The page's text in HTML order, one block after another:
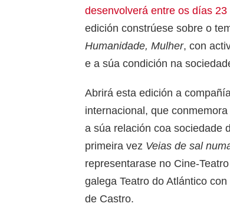
desenvolverá entre os días
edición constrúese sobre o
Humanidade, Mulher, con
e a súa condición na
Abrirá esta edición a
internacional, que
a súa relación coa sociedade
primeira vez Veias de sal
representarase no Cine-
galega Teatro do Atlántico con
de Castro.